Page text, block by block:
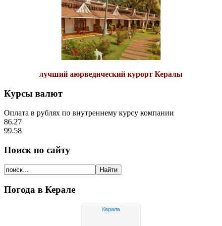
лучший аюрведический курорт Кералы
Курсы валют
Оплата в рублях по внутреннему курсу компании
86.27
99.58
Поиск по сайту
Погода в Керале
Керала